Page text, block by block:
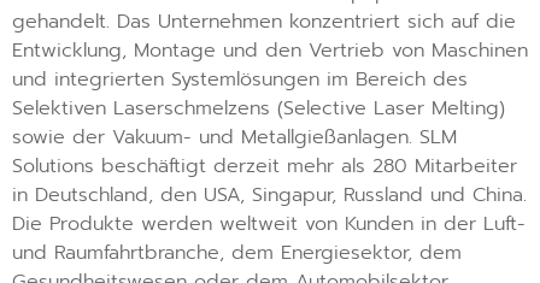
gehandelt. Das Unternehmen konzentriert sich auf die
Entwicklung, Montage und den Vertrieb von Maschinen
und integrierten Systemlösungen im Bereich des
Selektiven Laserschmelzens (Selective Laser Melting)
sowie der Vakuum- und Metallgießanlagen. SLM
Solutions beschäftigt derzeit mehr als 280 Mitarbeiter
in Deutschland, den USA, Singapur, Russland und China.
Die Produkte werden weltweit von Kunden in der Luft-
und Raumfahrtbranche, dem Energiesektor, dem